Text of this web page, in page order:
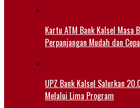
Kartu ATM Bank Kalsel Masa
Perpanjangan Mudah dan
UPZ Bank Kalsel Salurkan
Melalui Lima Program